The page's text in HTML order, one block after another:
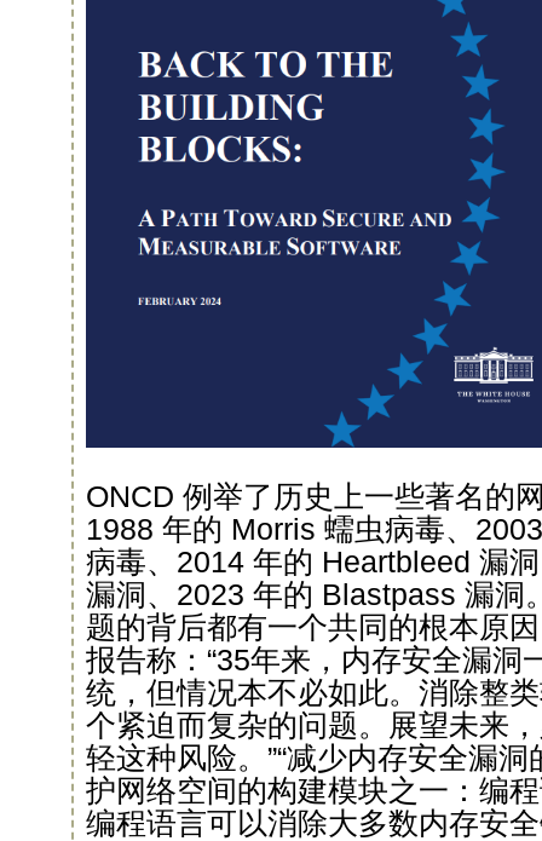
ONCD 例举了历史上一些著名的
1988 年的 Morris 蠕虫病毒、
病毒、2014 年的 Heartbleed 漏
漏洞、2023 年的 Blastpass 漏洞
题的背后都有一个共同的根本原
报告称：“35年来，内存安全漏洞
统，但情况本不必如此。消除整
个紧迫而复杂的问题。展望未来
轻这种风险。”“减少内存安全漏
护网络空间的构建模块之一：编
编程语言可以消除大多数内存安全